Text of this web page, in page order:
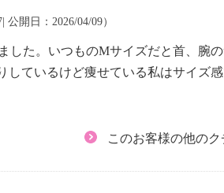
開日：2026/04/09）
した。いつものМサイズだと首、腕
ているけど痩せている私はサイズ
このお客様の他の